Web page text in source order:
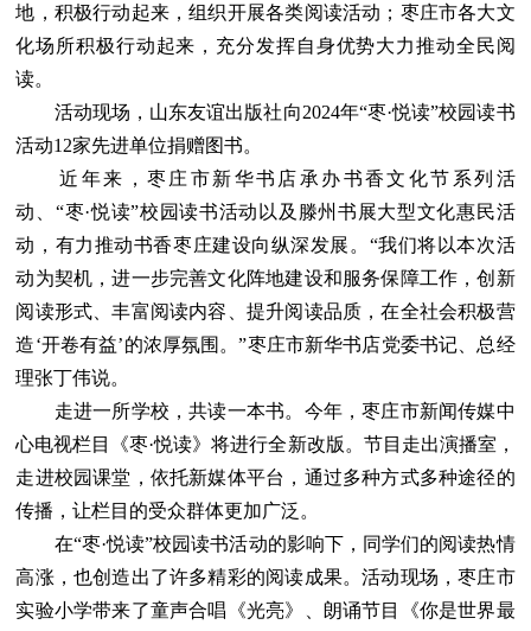
地，积极行动起来，组织开展各类阅读活动；枣庄市各大文
化场所积极行动起来，充分发挥自身优势大力推动全民阅
读。
活动现场，山东友谊出版社向2024年“枣·悦读”校园读书
活动12家先进单位捐赠图书。
近年来，枣庄市新华书店承办书香文化节系列活
动、“枣·悦读”校园读书活动以及滕州书展大型文化惠民活
动，有力推动书香枣庄建设向纵深发展。“我们将以本次活
动为契机，进一步完善文化阵地建设和服务保障工作，创新
阅读形式、丰富阅读内容、提升阅读品质，在全社会积极营
造‘开卷有益’的浓厚氛围。”枣庄市新华书店党委书记、总经
理张丁伟说。
走进一所学校，共读一本书。今年，枣庄市新闻传媒中
心电视栏目《枣·悦读》将进行全新改版。节目走出演播室，
走进校园课堂，依托新媒体平台，通过多种方式多种途径的
传播，让栏目的受众群体更加广泛。
在“枣·悦读”校园读书活动的影响下，同学们的阅读热情
高涨，也创造出了许多精彩的阅读成果。活动现场，枣庄市
实验小学带来了童声合唱《光亮》、朗诵节目《你是世界最